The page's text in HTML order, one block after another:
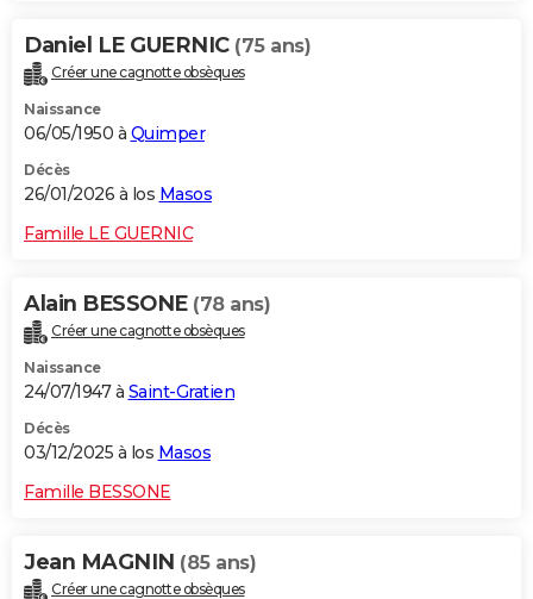
Carte de Noël
Carte Bonne année
Carte Saint-Valentin
Carte Pâques
Carte d'anniversaire
DICTIONNAIRE
Dictionnaire
Biographies
Citations
Expressions
Proverbes
PROGRAMME TV
S'inscrire
Se connecter
Lycées
Collèges
Primaires
Universités
Entreprises
Service militaire
Avis de recherche
AVIS DE DÉCÈS
FORUM
Bricolage
Lifestyle
Culture
Sport
Auto
Television
Voyage
Cinema
Daniel LE GUERNIC (75 ans)
Créer une cagnotte obsèques
Naissance
06/05/1950 à Quimper
Décès
26/01/2026 à los Masos
Famille LE GUERNIC
Alain BESSONE (78 ans)
Créer une cagnotte obsèques
Naissance
24/07/1947 à Saint-Gratien
Décès
03/12/2025 à los Masos
Famille BESSONE
Jean MAGNIN (85 ans)
Créer une cagnotte obsèques